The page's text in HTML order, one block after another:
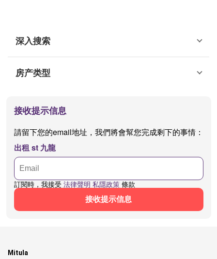
深入搜索
房产类型
接收提示信息
請留下您的email地址，我們將會幫您完成剩下的事情：
出租 st 九龍
訂閱時，我接受 法律聲明 私隱政策條款
接收提示信息
Mitula